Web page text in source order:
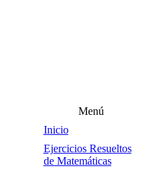
Menú
Inicio
Ejercicios Resueltos
de Matemáticas